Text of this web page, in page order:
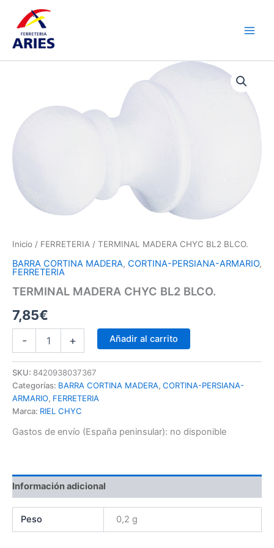
contenido
Inicio / FERRETERIA / TERMINAL MADERA CHYC BL2 BLCO.
BARRA CORTINA MADERA, CORTINA-PERSIANA-ARMARIO,
FERRETERIA
TERMINAL MADERA CHYC BL2 BLCO.
7,85€
-
BLCO.
cantidad
+ Añadir al carrito
SKU: 8420938037367
Categorías: BARRA CORTINA MADERA, CORTINA-PERSIANA-
ARMARIO, FERRETERIA
Marca: RIEL CHYC
Gastos de envío (España peninsular): no disponible
Información adicional
Peso 0,2 g